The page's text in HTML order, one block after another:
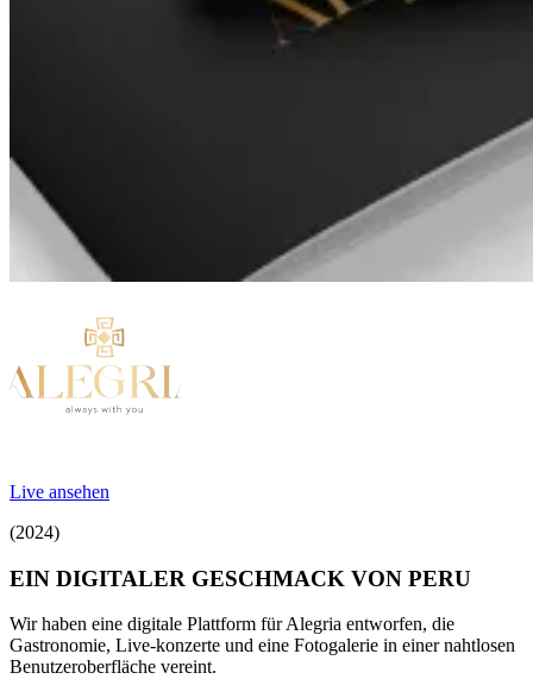
Live ansehen
(2024)
EIN DIGITALER GESCHMACK VON PERU
Wir haben eine digitale Plattform für Alegria entworfen, die
Gastronomie, Live-konzerte und eine Fotogalerie in einer nahtlosen
Benutzeroberfläche vereint.